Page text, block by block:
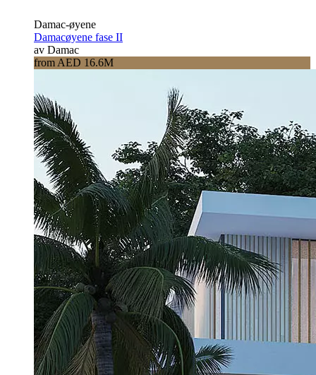
Damac-øyene
Damacøyene fase II
av Damac
from AED 16.6M